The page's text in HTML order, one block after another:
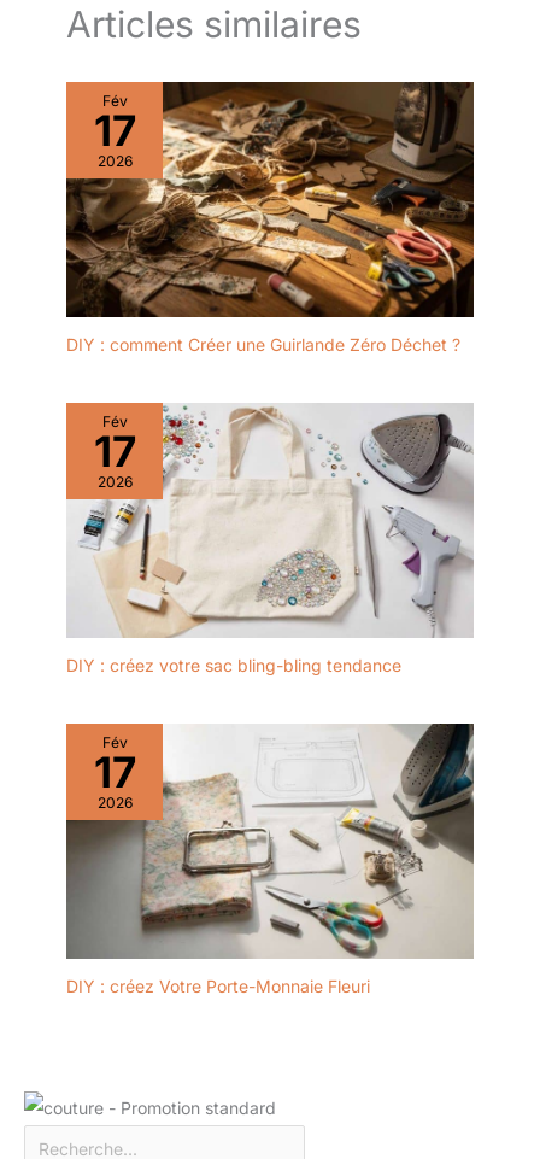
Articles similaires
Fév
17
2026
DIY : comment Créer une Guirlande Zéro Déchet ?
Fév
17
2026
DIY : créez votre sac bling-bling tendance
Fév
17
2026
DIY : créez Votre Porte-Monnaie Fleuri